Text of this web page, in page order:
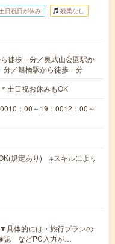
土日祝日が休み 残業なし
徒歩---分／奥武山公園駅か
分／旭橋駅から徒歩---分
土日祝お休みもOK
：00～19：0012：00～
規定あり) ※スキルにより
具体的には・旅行プランの
認 などPC入力が…